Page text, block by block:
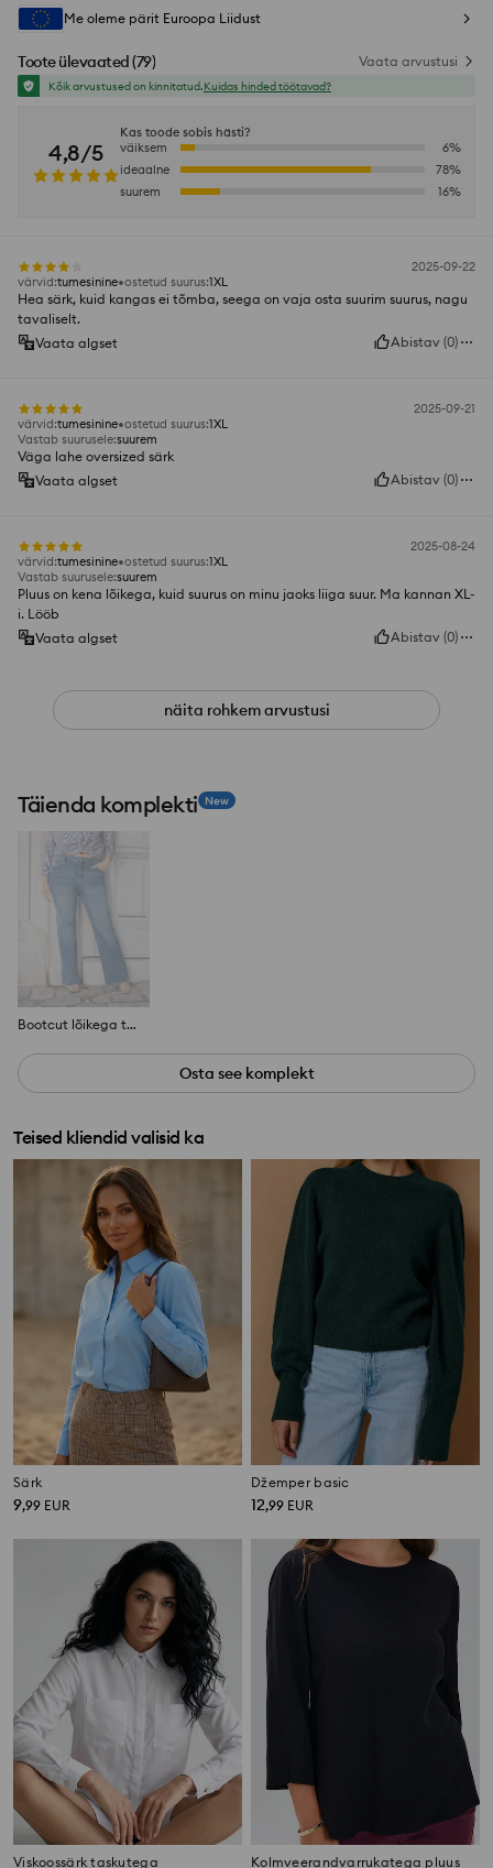
Me oleme pärit Euroopa Liidust
Toote ülevaated (79) Vaata arvustusi
Kõik arvustused on kinnitatud.Kuidas hinded töötavad?
4,8/5
Kas toode sobis hästi?
väiksem
6%
ideaalne
78%
suurem
16%
2025-09-22
värvid:tumesinine ostetud suurus:1XL
Hea särk, kuid kangas ei tõmba, seega on vaja osta suurim suurus, nagu
tavaliselt.
Vaata algset
Abistav (0)
2025-09-21
värvid:tumesinine ostetud suurus:1XL
Vastab suurusele:suurem
Väga lahe oversized särk
Vaata algset
Abistav (0)
2025-08-24
värvid:tumesinine ostetud suurus:1XL
Vastab suurusele:suurem
Pluus on kena lõikega, kuid suurus on minu jaoks liiga suur. Ma kannan XL-
i. Lööb
Vaata algset
Abistav (0)
näita rohkem arvustusi
Täienda komplekti New
Bootcut lõikega teksad Plus Size
Osta see komplekt
Teised kliendid valisid ka
Särk
9,99 EUR
Džemper basic
12,99 EUR
Viskoossärk taskutega Kolmveerandvarrukatega pluus